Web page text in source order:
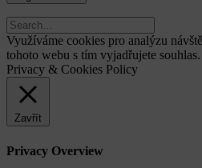
Využíváme cookies pro analýzu
tohoto webu s tím vyjadřujete souhlas.
Privacy & Cookies Policy
Zavřít
Privacy Overview